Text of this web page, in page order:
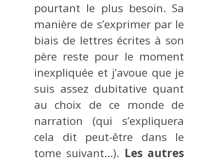
pourtant le plus besoin. Sa
manière de s’exprimer par le
biais de lettres écrites à son
père reste pour le moment
inexpliquée et j’avoue que je
suis assez dubitative quant
au choix de ce monde de
narration (qui s’expliquera
cela dit peut-être dans le
tome suivant…). Les autres